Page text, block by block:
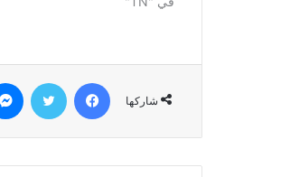
شاركها